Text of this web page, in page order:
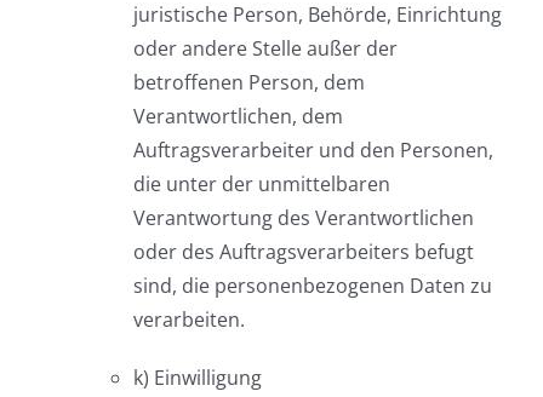
juristische Person, Behörde, Einrichtung
oder andere Stelle außer der
betroffenen Person, dem
Verantwortlichen, dem
Auftragsverarbeiter und den Personen,
die unter der unmittelbaren
Verantwortung des Verantwortlichen
oder des Auftragsverarbeiters befugt
sind, die personenbezogenen Daten zu
verarbeiten.
k) Einwilligung